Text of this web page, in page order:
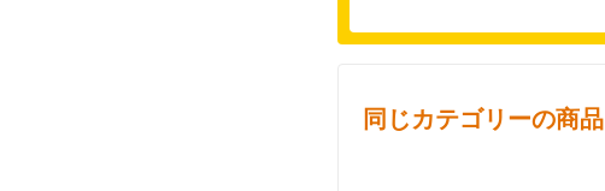
同じカテゴリーの商品